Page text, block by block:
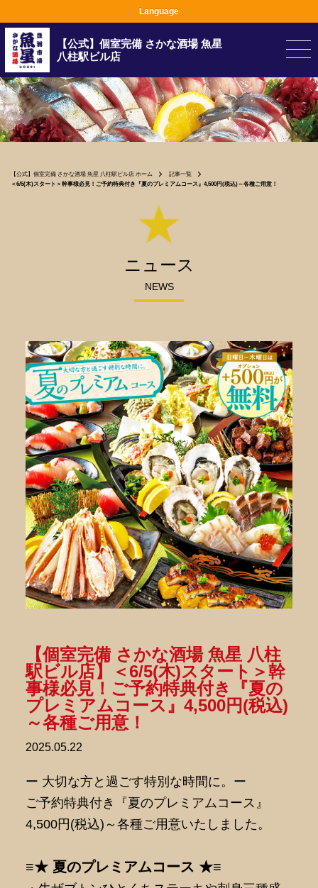
【公式】個室完備 さかな酒場 魚星
八柱駅ビル店
【公式】個室完備 さかな酒場 魚星 八柱駅ビル店 ホーム
記事一覧
＜6/5(木)スタート＞幹事様必見！ご予約特典付き『夏のプレミアムコース』4,500円(税込)～各種ご用意！
ニュース
NEWS
2025.05.22
【個室完備 さかな酒場 魚星 八柱
駅ビル店】＜6/5(木)スタート＞幹
事様必見！ご予約特典付き『夏の
プレミアムコース』4,500円(税込)
～各種ご用意！
ー 大切な方と過ごす特別な時間に。ー
ご予約特典付き『夏のプレミアムコース』
4,500円(税込)～各種ご用意いたしました。
≡★ 夏のプレミアムコース ★≡
Language